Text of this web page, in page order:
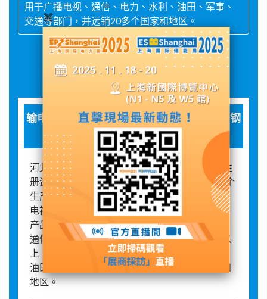
用于广播电视、通信、电力、水利、油田、军事、
交通等部门，并远销20多个国家和地区。
展品詳情
输电线路角钢塔、钢管杆、变电站构支架、钢
管塔
河北省景县宏远通讯有限公司成立于2004年，注
册资金11110万元，占地面积200余亩，分设两个
生产厂区。公司主要经营：输电线路铁塔、广播
电视塔、中波塔、通信塔、微波塔及各种钢结构
产品的生产制造；房屋建筑工程、钢结构工程、
通信工程的施工。铁塔产品年生产能力10万吨以
上，广泛应用于广播电视、通信、电力、水利、
油田、军事、交通等部门，并远销20多个国家和
地区。